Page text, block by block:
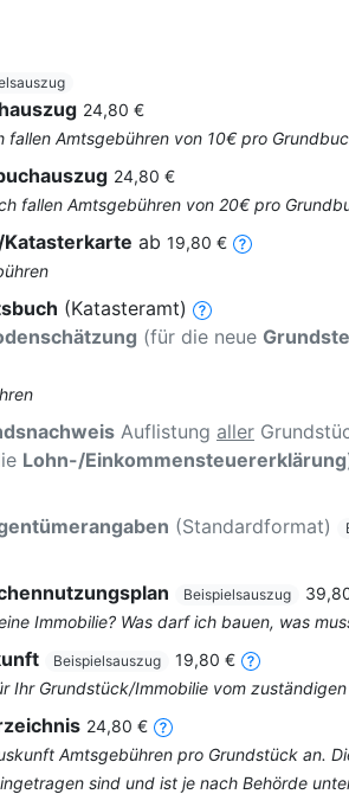
24,80 €
Amtsgebühren von 10€ pro
24,80 €
fallen Amtsgebühren von 20€ pro
ab 19,80 €
(Katasteramt)
(für die neue
Auflistung aller
Lohn-/Einkommensteuererklärung
(Standardformat)
Beispielsauszug
Immobilie? Was darf ich bauen, was
Beispielsauszug
19,80 €
Ihr Grundstück/Immobilie vom
24,80 €
Amtsgebühren pro Grundstück an.
sind und ist je nach Behörde